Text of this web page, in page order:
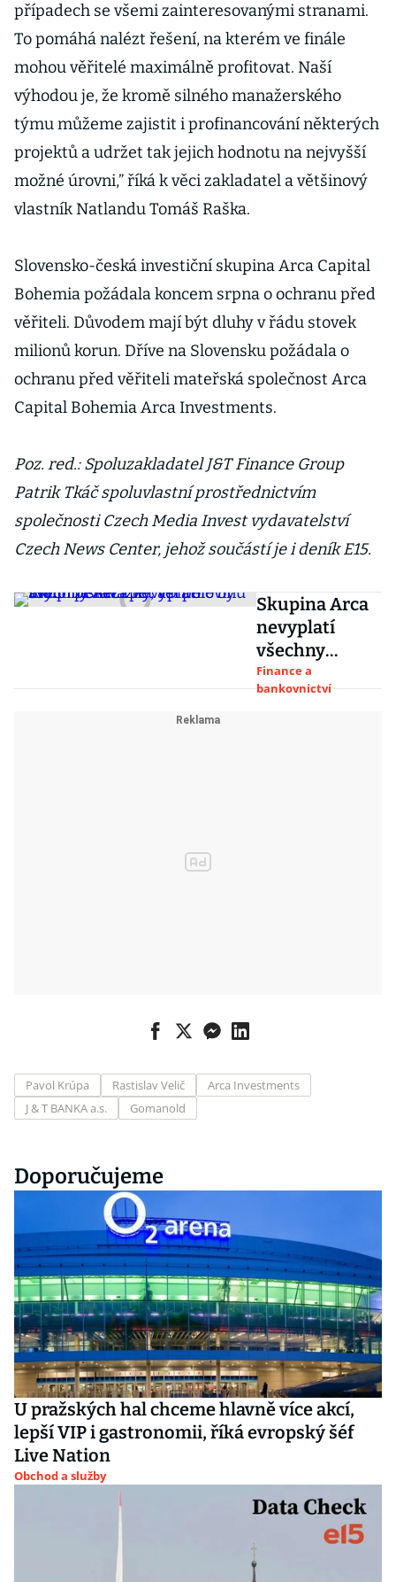
případech se všemi zainteresovanými stranami.
To pomáhá nalézt řešení, na kterém ve finále
mohou věřitelé maximálně profitovat. Naší
výhodou je, že kromě silného manažerského
týmu můžeme zajistit i profinancování některých
projektů a udržet tak jejich hodnotu na nejvyšší
možné úrovni,” říká k věci zakladatel a většinový
vlastník Natlandu Tomáš Raška.
Slovensko-česká investiční skupina Arca Capital
Bohemia požádala koncem srpna o ochranu před
věřiteli. Důvodem mají být dluhy v řádu stovek
milionů korun. Dříve na Slovensku požádala o
ochranu před věřiteli mateřská společnost Arca
Capital Bohemia Arca Investments.
Poz. red.: Spoluzakladatel J&T Finance Group
Patrik Tkáč spoluvlastní prostřednictvím
společnosti Czech Media Invest vydavatelství
Czech News Center, jehož součástí je i deník E15.
Skupina Arca
nevyplatí
všechny
závazky,
věřitelé by
Finance a
bankovnictví
Pavol Krúpa Rastislav Velič
Arca Investments
J & T BANKA a.s.
Gomanold
Doporučujeme
U pražských hal chceme hlavně více akcí,
lepší VIP i gastronomii, říká evropský šéf
Live Nation
Obchod a služby